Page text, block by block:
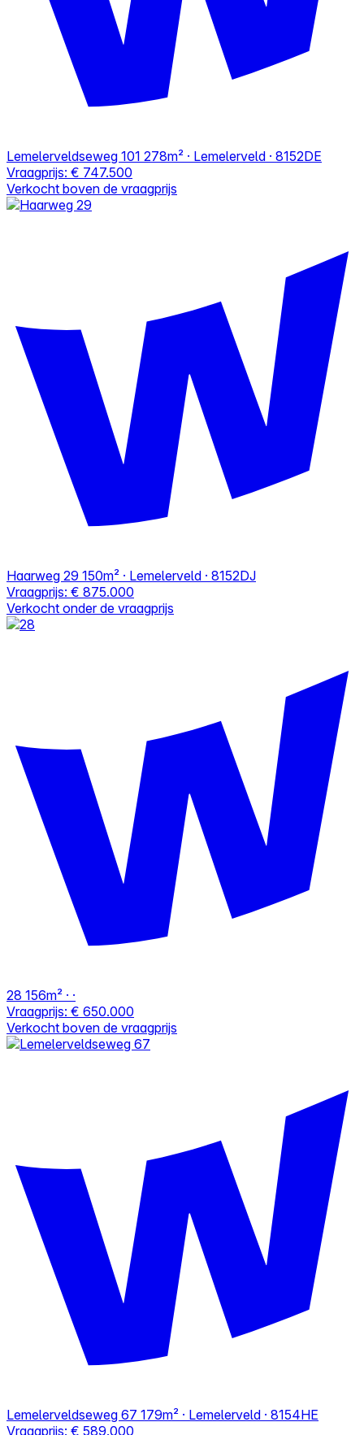
Lemelerveldseweg 101 278m² · Lemelerveld · 8152DE
Vraagprijs: € 747.500
Verkocht boven de vraagprijs
Haarweg 29 150m² · Lemelerveld · 8152DJ
Vraagprijs: € 875.000
Verkocht onder de vraagprijs
28 156m² · ·
Vraagprijs: € 650.000
Verkocht boven de vraagprijs
Lemelerveldseweg 67 179m² · Lemelerveld · 8154HE
Vraagprijs: € 589.000